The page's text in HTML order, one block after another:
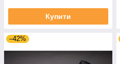
Купити
–42%